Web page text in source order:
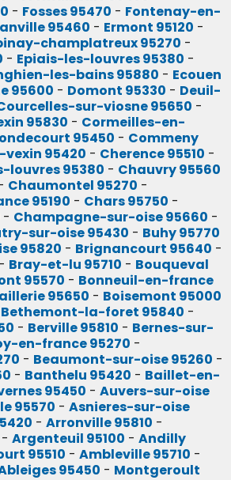
- Fosses 95470 - Fontenay-en-
95460 - Ermont 95120 -
champlatreux 95270 -
- Epiais-les-louvres 95380 -
les-bains 95880 - Ecouen
95600 - Domont 95330 - Deuil-
sur-viosne 95650 -
95830 - Cormeilles-en-
95450 - Commeny
95420 - Cherence 95510 -
louvres 95380 - Chauvry 95560
Chaumontel 95270 -
95190 - Chars 95750 -
- Champagne-sur-oise 95660 -
sur-oise 95430 - Buhy 95770
95820 - Brignancourt 95640 -
- Bray-et-lu 95710 - Bouqueval
95570 - Bonneuil-en-france
95650 - Boisemont 95000
Bethemont-la-foret 95840 -
- Berville 95810 - Bernes-sur-
en-france 95270 -
- Beaumont-sur-oise 95260 -
- Banthelu 95420 - Baillet-en-
95450 - Auvers-sur-oise
95570 - Asnieres-sur-oise
- Arronville 95810 -
- Argenteuil 95100 - Andilly
95510 - Ambleville 95710 -
95450 - Montgeroult